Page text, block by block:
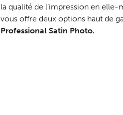
la qualité de l’impression en
vous offre deux options haut de
Professional Satin Photo.